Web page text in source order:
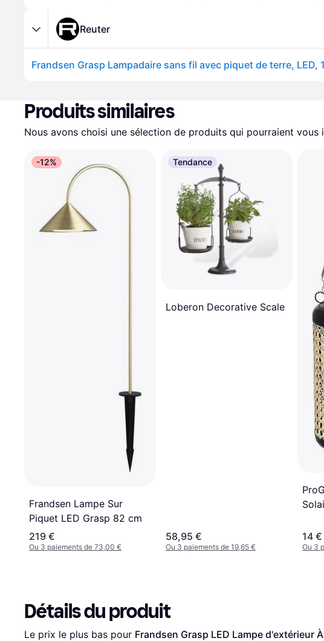
Reuter
Produits similaires
Nous avons choisi une sélection de produits qui pourraient vous
-12%
Frandsen Lampe Sur
Piquet LED Grasp 82 cm
219 €
Ou 3 paiements de 73,00 €
Tendance
Loberon Decorative Scale
58,95 €
Ou 3 paiements de 19,65 €
14 €
Ou 3
Détails du produit
Le prix le plus bas pour Frandsen Grasp LED Lampe d'extérieur